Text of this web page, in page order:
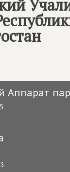
Аппарат